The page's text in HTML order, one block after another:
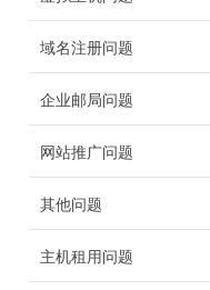
域名注册问题
企业邮局问题
网站推广问题
其他问题
主机租用问题